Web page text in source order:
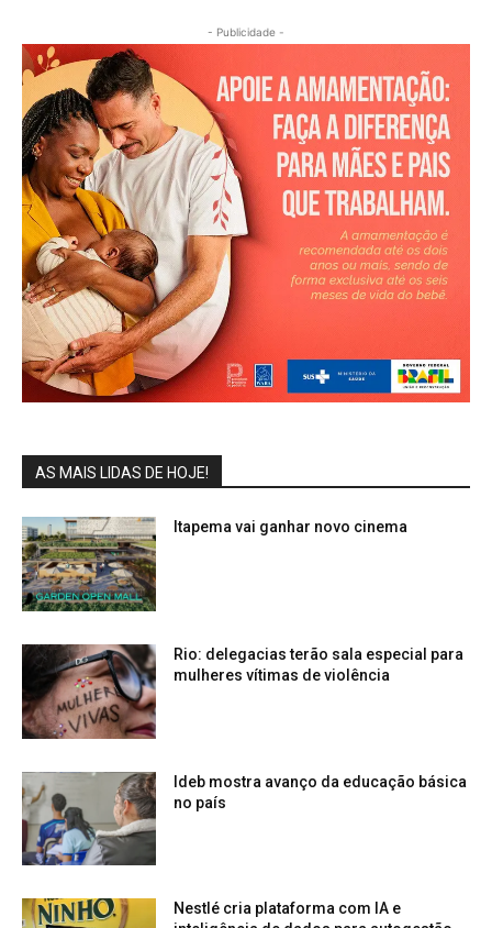
- Publicidade -
AS MAIS LIDAS DE HOJE!
Itapema vai ganhar novo cinema
Rio: delegacias terão sala especial para
mulheres vítimas de violência
Ideb mostra avanço da educação básica
no país
Nestlé cria plataforma com IA e